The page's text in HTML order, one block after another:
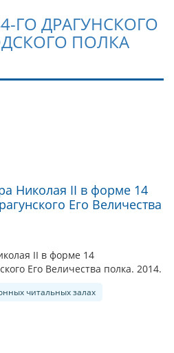
ГО ДРАГУНСКОГО
ПОЛКА
Николая II в форме 14
Его Величества
II в форме 14
Его Величества полка. 2014.
читальных залах